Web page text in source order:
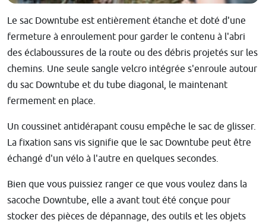
Le sac Downtube est entièrement étanche et doté d'une
fermeture à enroulement pour garder le contenu à l'abri
des éclaboussures de la route ou des débris projetés sur les
chemins. Une seule sangle velcro intégrée s'enroule autour
du sac Downtube et du tube diagonal, le maintenant
fermement en place.
Un coussinet antidérapant cousu empêche le sac de glisser.
La fixation sans vis signifie que le sac Downtube peut être
échangé d'un vélo à l'autre en quelques secondes.
Bien que vous puissiez ranger ce que vous voulez dans la
sacoche Downtube, elle a avant tout été conçue pour
stocker des pièces de dépannage, des outils et les objets